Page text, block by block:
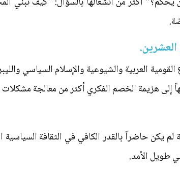
العربية والشيوعية والإسلام السياسي
إلى هزيمة الخصم الفكري أكثر من معالجة
يكن حاضراً بالقدر الكافي في الثقافة السياسية
طويل الأمد.